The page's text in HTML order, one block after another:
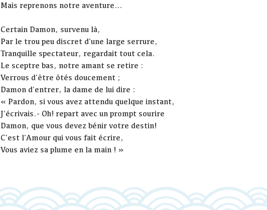
Mais reprenons notre aventure…
Certain Damon, survenu là,
Par le trou peu discret d'une large serrure,
Tranquille spectateur, regardait tout cela.
Le sceptre bas, notre amant se retire :
Verrous d'être ôtés doucement ;
Damon d'entrer, la dame de lui dire :
« Pardon, si vous avez attendu quelque instant,
J'écrivais.- Oh! repart avec un prompt sourire
Damon, que vous devez bénir votre destin!
C'est l'Amour qui vous fait écrire,
Vous aviez sa plume en la main ! »